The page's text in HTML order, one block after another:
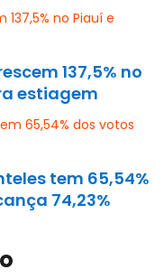
137,5% no
estiagem
tem 65,54%
74,23%